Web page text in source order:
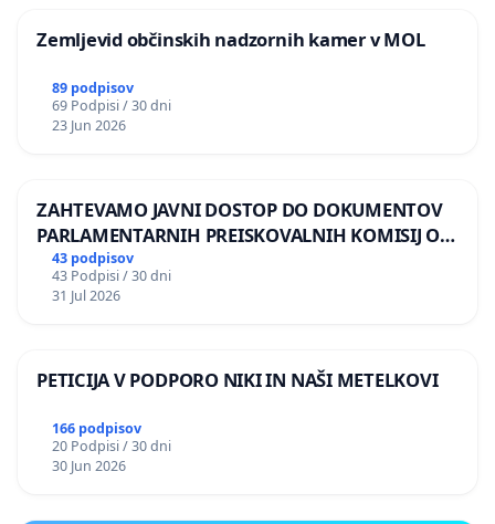
Zemljevid občinskih nadzornih kamer v MOL
89 podpisov
69 Podpisi / 30 dni
23 Jun 2026
ZAHTEVAMO JAVNI DOSTOP DO DOKUMENTOV
PARLAMENTARNIH PREISKOVALNIH KOMISIJ O
ILEGALNI TRGOVINI Z OROŽJEM
43 podpisov
43 Podpisi / 30 dni
31 Jul 2026
PETICIJA V PODPORO NIKI IN NAŠI METELKOVI
166 podpisov
20 Podpisi / 30 dni
30 Jun 2026